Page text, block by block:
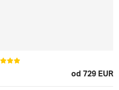
od 729 EUR